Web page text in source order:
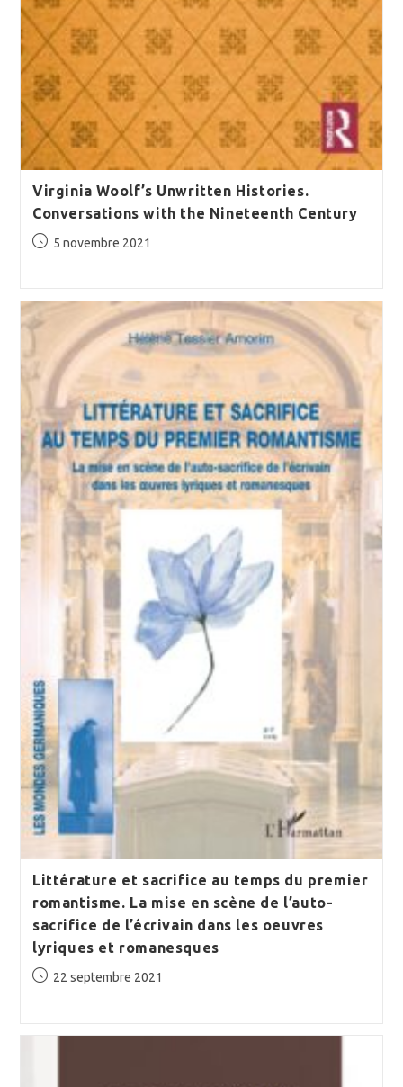
Virginia Woolf’s Unwritten Histories.
Conversations with the Nineteenth Century
Publication
5 novembre 2021
Littérature et sacrifice au temps du premier
romantisme. La mise en scène de l’auto-
sacrifice de l’écrivain dans les oeuvres
lyriques et romanesques
Publication
22 septembre 2021